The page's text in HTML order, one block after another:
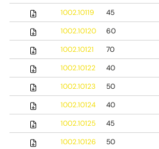
1002.10119
45
1002.10120
60
1002.10121
70
1002.10122
40
1002.10123
50
1002.10124
40
1002.10125
45
1002.10126
50